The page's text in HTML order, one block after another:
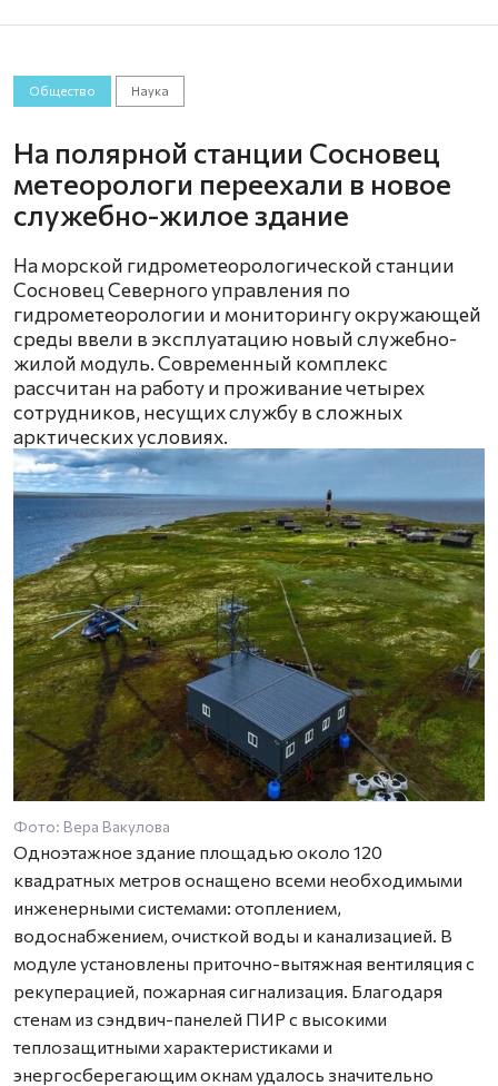
Общество Наука
На полярной станции Сосновец
метеорологи переехали в новое
служебно-жилое здание
На морской гидрометеорологической станции
Сосновец Северного управления по
гидрометеорологии и мониторингу окружающей
среды ввели в эксплуатацию новый служебно-
жилой модуль. Современный комплекс
рассчитан на работу и проживание четырех
сотрудников, несущих службу в сложных
арктических условиях.
Фото: Вера Вакулова
Одноэтажное здание площадью около 120
квадратных метров оснащено всеми необходимыми
инженерными системами: отоплением,
водоснабжением, очисткой воды и канализацией. В
модуле установлены приточно-вытяжная вентиляция с
рекуперацией, пожарная сигнализация. Благодаря
стенам из сэндвич-панелей ПИР с высокими
теплозащитными характеристиками и
энергосберегающим окнам удалось значительно